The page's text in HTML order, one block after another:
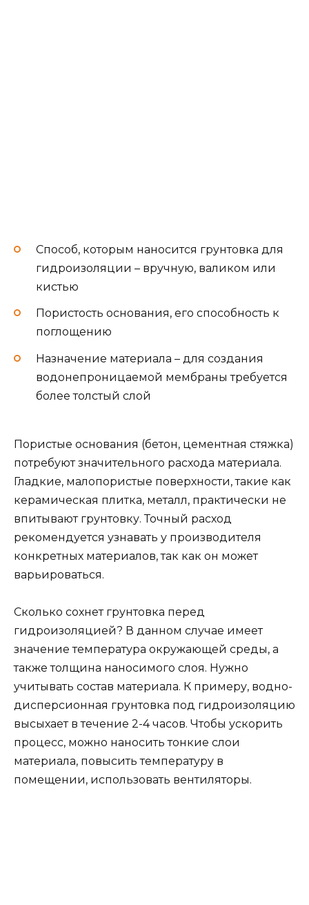
Способ, которым наносится грунтовка для
гидроизоляции – вручную, валиком или
кистью
Пористость основания, его способность к
поглощению
Назначение материала – для создания
водонепроницаемой мембраны требуется
более толстый слой
Пористые основания (бетон, цементная стяжка)
потребуют значительного расхода материала.
Гладкие, малопористые поверхности, такие как
керамическая плитка, металл, практически не
впитывают грунтовку. Точный расход
рекомендуется узнавать у производителя
конкретных материалов, так как он может
варьироваться.
Сколько сохнет грунтовка перед
гидроизоляцией? В данном случае имеет
значение температура окружающей среды, а
также толщина наносимого слоя. Нужно
учитывать состав материала. К примеру, водно-
дисперсионная грунтовка под гидроизоляцию
высыхает в течение 2-4 часов. Чтобы ускорить
процесс, можно наносить тонкие слои
материала, повысить температуру в
помещении, использовать вентиляторы.